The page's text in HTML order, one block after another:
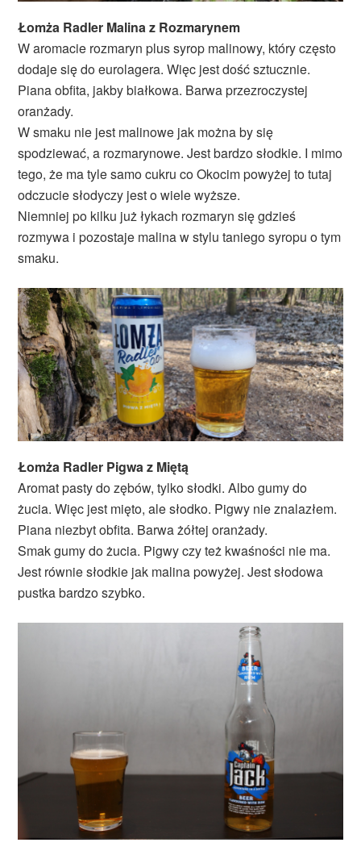
Łomża Radler Malina z Rozmarynem
W aromacie rozmaryn plus syrop malinowy, który często
dodaje się do eurolagera. Więc jest dość sztucznie.
Piana obfita, jakby białkowa. Barwa przezroczystej
oranżady.
W smaku nie jest malinowe jak można by się
spodziewać, a rozmarynowe. Jest bardzo słodkie. I mimo
tego, że ma tyle samo cukru co Okocim powyżej to tutaj
odczucie słodyczy jest o wiele wyższe.
Niemniej po kilku już łykach rozmaryn się gdzieś
rozmywa i pozostaje malina w stylu taniego syropu o tym
smaku.
Łomża Radler Pigwa z Miętą
Aromat pasty do zębów, tylko słodki. Albo gumy do
żucia. Więc jest mięto, ale słodko. Pigwy nie znalazłem.
Piana niezbyt obfita. Barwa żółtej oranżady.
Smak gumy do żucia. Pigwy czy też kwaśności nie ma.
Jest równie słodkie jak malina powyżej. Jest słodowa
pustka bardzo szybko.